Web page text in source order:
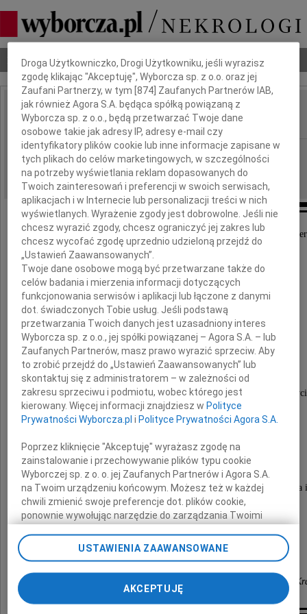
Nekrologi Odeszli Poradnik pogrzebowy
IMIĘ I NAZWISKO: Antoni Basta
REGION: Kraków
DATA EMISJI: 09.01.2025
Z głebokim żalem przyjeliśmy wiadomość o
Profesora
Antoniego Basty
wybitnego lekarza, specjalisty ginekologa,
Ojca
naszego drogiego przyjaciela
dr hab. n. med. Pawła Basty
W tych trudnych chwilach składamy wyrazy współczucia
Rodzinie i Bliskim
Diana Hodorowicz-Zaniewska
z zespołem Breast Unit Szpitala Uniwersyteckiego w
Dbamy o Twoją prywatność
Droga Użytkowniczko, Drogi Użytkowniku, jeśli wyrazisz
zgodę klikając "Akceptuję", Wyborcza sp. z o.o. oraz jej
Zaufani Partnerzy, w tym [874] Zaufanych Partnerów IAB,
jak również Agora S.A. będąca spółką powiązaną z
Wyborcza sp. z o.o., będą przetwarzać Twoje dane
osobowe takie jak adresy IP, adresy e-mail czy
identyfikatory plików cookie lub inne informacje zapisane w
tych plikach do celów marketingowych, w szczególności
na potrzeby wyświetlania reklam dopasowanych do
Twoich zainteresowań i preferencji w swoich serwisach,
aplikacjach i w Internecie lub personalizacji treści w nich
wyświetlanych. Wyrażenie zgody jest dobrowolne. Jeśli nie
chcesz wyrazić zgody, chcesz ograniczyć jej zakres lub
chcesz wycofać zgodę uprzednio udzieloną przejdź do
„Ustawień Zaawansowanych”.
Twoje dane osobowe mogą być przetwarzane także do
celów badania i mierzenia informacji dotyczących
funkcjonowania serwisów i aplikacji lub łączone z danymi
dot. świadczonych Tobie usług. Jeśli podstawą
przetwarzania Twoich danych jest uzasadniony interes
Wyborcza sp. z o.o., jej spółki powiązanej – Agora S.A. – lub
Zaufanych Partnerów, masz prawo wyrazić sprzeciw. Aby
to zrobić przejdź do „Ustawień Zaawansowanych” lub
skontaktuj się z administratorem – w zależności od
zakresu sprzeciwu i podmiotu, wobec którego jest
kierowany. Więcej informacji znajdziesz wPolityce
Prywatności Wyborcza.pl iPolityce Prywatności Agora S.A.
Poprzez kliknięcie "Akceptuję" wyrażasz zgodę na
zainstalowanie i przechowywanie plików typu cookie
Wyborczej sp. z o. o. jej Zaufanych Partnerów i Agora S.A.
na Twoim urządzeniu końcowym. Możesz też w każdej
chwili zmienić swoje preferencje dot. plików cookie,
ponownie wywołując narzędzie do zarządzania Twoimi
odnośnik „Ustawienia prywatności” w stopce serwisu i
przechodząc do sekcji „Ustawienia zaawansowane”.
Zmiana ustawień plików cookie możliwa jest także za
pomocą ustawień przeglądarki.
USTAWIENIA ZAAWANSOWANE
AKCEPTUJĘ